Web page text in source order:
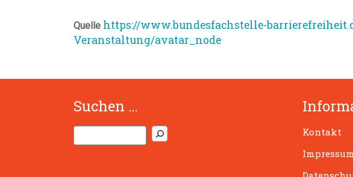
Quelle https://www.bundesfachstelle-
Veranstaltung/avatar_node
Suchen …
u
Kontakt